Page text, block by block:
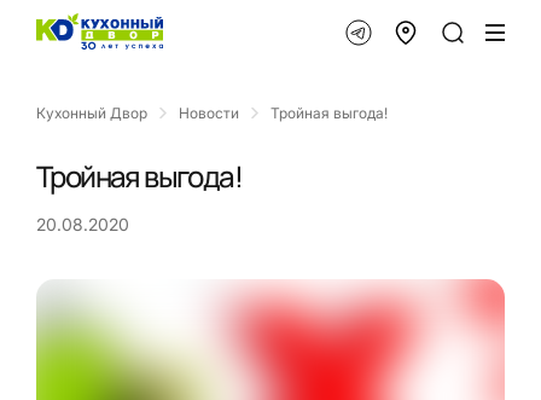
Кухонный Двор Новости Тройная выгода!
Тройная выгода!
20.08.2020